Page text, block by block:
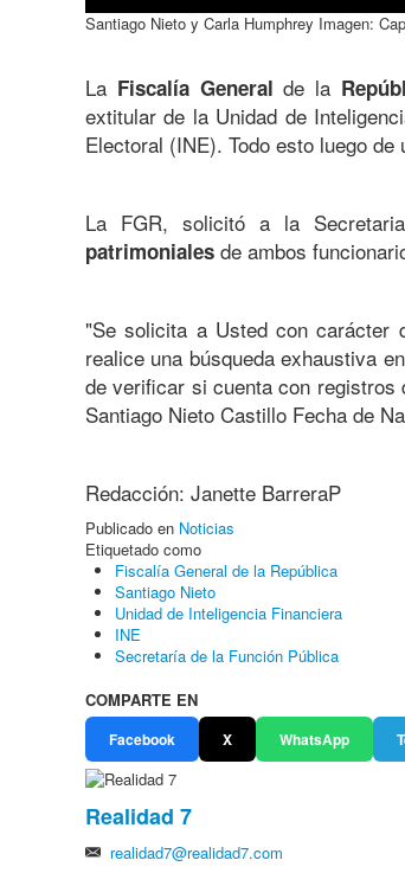
Santiago Nieto y Carla Humphrey Imagen:
La Fiscalía General de la
extitular de la Unidad de
Electoral (INE). Todo esto luego de
La FGR, solicitó a la
patrimoniales de ambos
"Se solicita a Usted con carácter
realice una búsqueda exhaustiva
de verificar si cuenta con registros
Santiago Nieto Castillo Fecha de
Redacción: Janette BarreraP
Publicado en Noticias
Etiquetado como
Fiscalía General de la República
Santiago Nieto
Unidad de Inteligencia Financiera
INE
Secretaría de la Función Pública
COMPARTE EN
Facebook X WhatsApp
Realidad 7
realidad7@realidad7.com